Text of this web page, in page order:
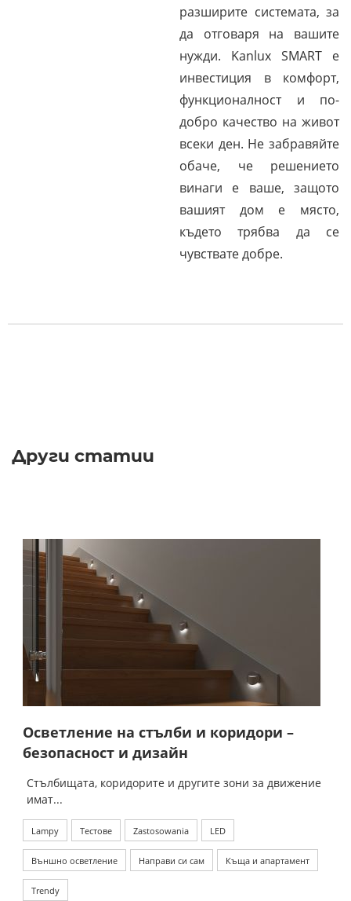
разширите системата, за
да отговаря на вашите
нужди. Kanlux SMART е
инвестиция в комфорт,
функционалност и по-
добро качество на живот
всеки ден. Не забравяйте
обаче, че решението
винаги е ваше, защото
вашият дом е място,
където трябва да се
чувствате добре.
Други статии
Осветление на стълби и коридори –
безопасност и дизайн
Стълбищата, коридорите и другите зони за движение
имат...
Lampy Тестове Zastosowania LED
Външно осветление Направи си сам Къща и апартамент
Trendy